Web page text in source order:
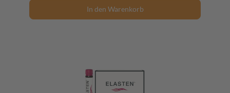
In den Warenkorb